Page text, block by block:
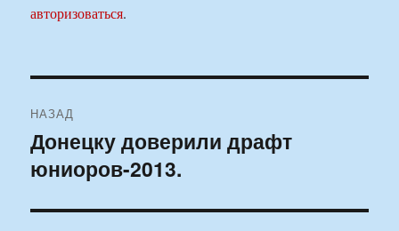
авторизоваться.
по
записям
НАЗАД
Предыдущая
запись:
Донецку доверили драфт
юниоров-2013.